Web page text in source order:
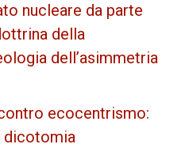
nucleare da parte
della
dell’asimmetria
ecocentrismo:
dicotomia